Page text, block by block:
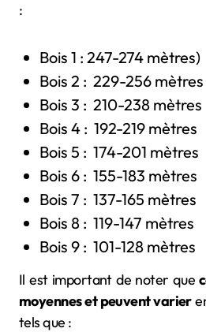
:
Bois 1 : 247-274 mètres)
Bois 2 : 229-256 mètres
Bois 3 : 210-238 mètres
Bois 4 : 192-219 mètres
Bois 5 : 174-201 mètres
Bois 6 : 155-183 mètres
Bois 7 : 137-165 mètres
Bois 8 : 119-147 mètres
Bois 9 : 101-128 mètres
Il est important de noter que
moyennes et peuvent varier
tels que :